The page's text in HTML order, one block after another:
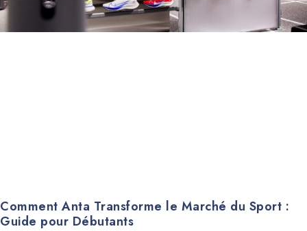
Comment Anta Transforme le Marché du Sport :
Guide pour Débutants